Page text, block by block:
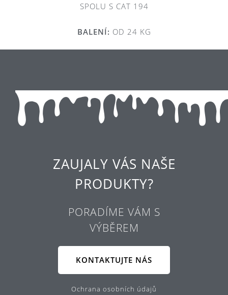
SPOLU S CAT 194
BALENÍ: OD 24 KG
ZAUJALY VÁS NAŠE
PRODUKTY?
PORADÍME VÁM S
VÝBĚREM
KONTAKTUJTE NÁS
Ochrana osobních údajů